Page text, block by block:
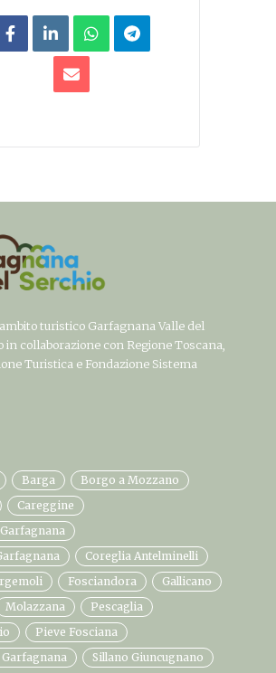
turistico Garfagnana Valle del
in collaborazione con Regione Toscana,
Turistica e Fondazione Sistema
Barga
Borgo a Mozzano
Careggine
Coreglia Antelminelli
Fosciandora
Gallicano
Molazzana
Pescaglia
Pieve Fosciana
Garfagnana
Sillano Giuncugnano